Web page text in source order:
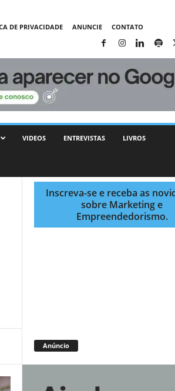
DE PRIVACIDADE ANUNCIE CONTATO
VIDEOS ENTREVISTAS LIVROS
Inscreva-se e receba as
sobre Marketing e
Empreendedorismo.
Anúncio